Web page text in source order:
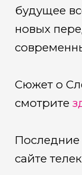
будущее
новых
Сюжет о
смотрите
сайте